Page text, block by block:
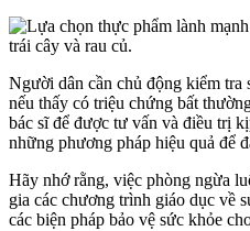
Người dân cần chủ động kiểm
nếu thấy có triệu chứng bất
bác sĩ để được tư vấn và điều trị
những phương pháp hiệu quả để
Hãy nhớ rằng, việc phòng ngừa
gia các chương trình giáo dục về
các biện pháp bảo vệ sức khỏe